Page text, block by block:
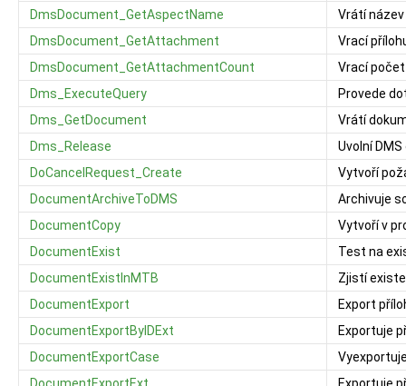
DmsDocument_GetAspectName
Vrátí
DmsDocument_GetAttachment
Vrací
DmsDocument_GetAttachmentCount
Vrací
Dms_ExecuteQuery
Provede
Dms_GetDocument
Vrátí
Dms_Release
Uvolní
DoCancelRequest_Create
Vytvoří
DocumentArchiveToDMS
Archivuje
DocumentCopy
Vytvoří v
DocumentExist
Test na
DocumentExistInMTB
Zjistí
DocumentExport
Export
DocumentExportByIDExt
Exportuje
DocumentExportCase